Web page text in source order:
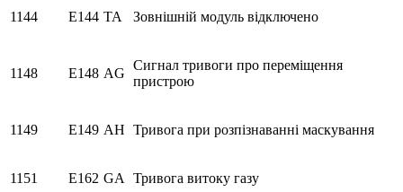
1144 E144 TA Зовнішній модуль відключено
1148 E148 AG
Сигнал тривоги про переміщення
пристрою
1149 E149 AH Тривога при розпізнаванні маскування
1151 E162 GA Тривога витоку газу